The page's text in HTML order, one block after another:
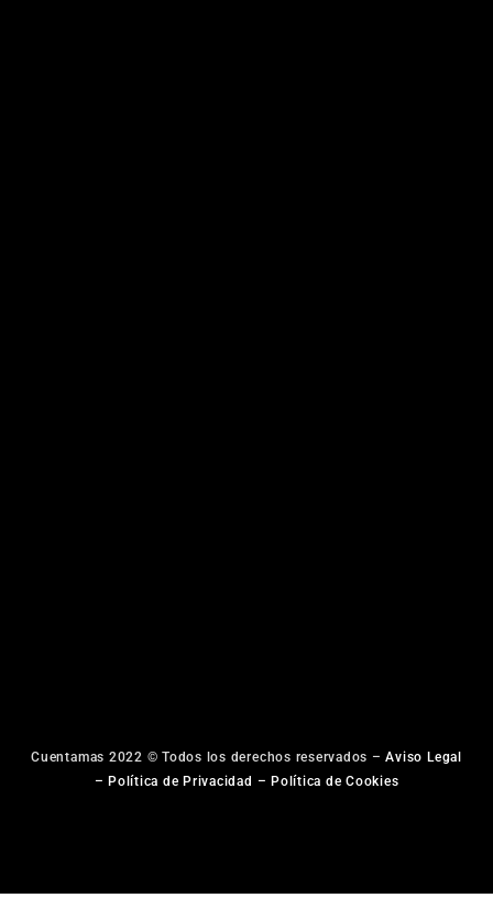
Cuentamas 2022 © Todos los derechos reservados –Aviso Legal
– Política de Privacidad – Política de Cookies